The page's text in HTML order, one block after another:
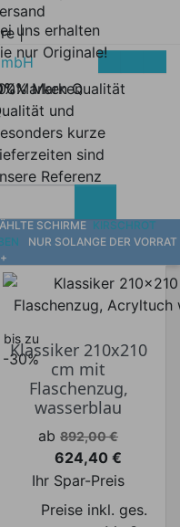
|
Marken Qualität
uns erhalten
nur Originale!
Marken
und
kurze
sind
Referenz
SCHIRME KIRSCHROT
NUR SOLANGE DER VORRAT
bis zu
-30%
Klassiker 210x210
cm mit
Flaschenzug,
wasserblau
Verkaufspreis
ab 892,00 €
Preis
624,40 €
Ihr Spar-Preis
Preise inkl. ges.